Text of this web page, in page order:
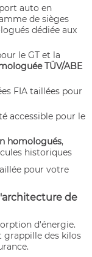
auto en
de sièges
dédiée aux
le GT et la
TÜV/ABE
FIA taillées pour
accessible pour le
homologués,
historiques
pour votre
de
d'énergie.
grappille des kilos